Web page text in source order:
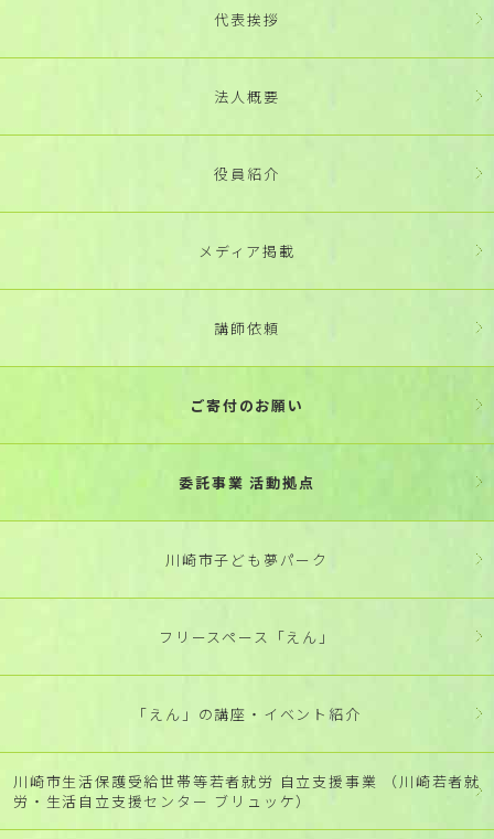
代表挨拶
法人概要
役員紹介
メディア掲載
講師依頼
ご寄付のお願い
委託事業 活動拠点
川崎市子ども夢パーク
フリースペース「えん」
「えん」の講座・イベント紹介
川崎市生活保護受給世帯等若者就労 自立支援事業 （川崎若者就
労・生活自立支援センター ブリュッケ）